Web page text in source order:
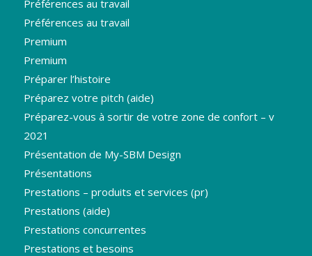
Préférences au travail
Préférences au travail
Premium
Premium
Préparer l’histoire
Préparez votre pitch (aide)
Préparez-vous à sortir de votre zone de confort – v
2021
Présentation de My-SBM Design
Présentations
Prestations – produits et services (pr)
Prestations (aide)
Prestations concurrentes
Prestations et besoins